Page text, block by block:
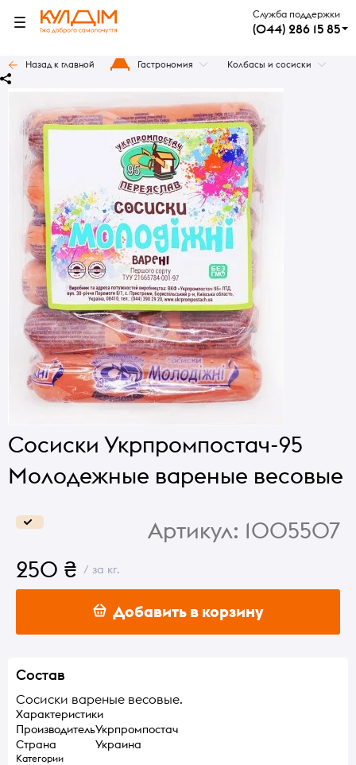
Служба поддержки
(044) 286 15 85
Назад к главной Гастрономия Колбасы и сосиски
Сосиски Укрпромпостач-95
Молодежные вареные весовые
Артикул: 1005507
250 ₴ / за кг.
Добавить в корзину
Состав
Сосиски вареные весовые.
Характеристики
ПроизводительУкрпромпостач
Страна
Украина
Категории